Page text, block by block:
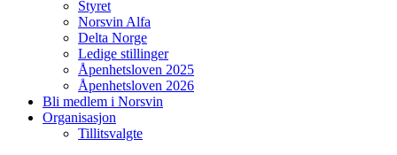
Styret
Norsvin Alfa
Delta Norge
Ledige stillinger
Åpenhetsloven 2025
Åpenhetsloven 2026
Bli medlem i Norsvin
Organisasjon
Tillitsvalgte